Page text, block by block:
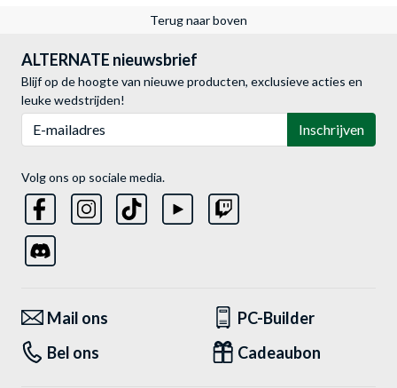
Terug naar boven
ALTERNATE nieuwsbrief
Blijf op de hoogte van nieuwe producten, exclusieve acties en
leuke wedstrijden!
Inschrijven
Volg ons op sociale media.
Mail ons
PC-Builder
Bel ons
Cadeaubon